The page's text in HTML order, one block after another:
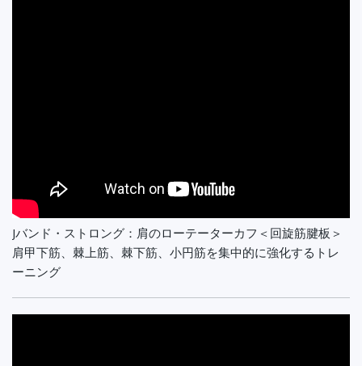
Jバンド・ストロング：肩のローテーターカフ＜回旋筋腱板＞
肩甲下筋、棘上筋、棘下筋、小円筋を集中的に強化するトレ
ーニング